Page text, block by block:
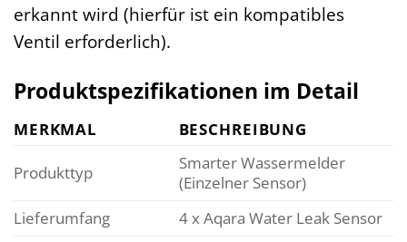
erkannt wird (hierfür ist ein kompatibles
Ventil erforderlich).
Produktspezifikationen im Detail
MERKMAL BESCHREIBUNG
Produkttyp
Smarter Wassermelder
(Einzelner Sensor)
Lieferumfang
4 x Aqara Water Leak Sensor